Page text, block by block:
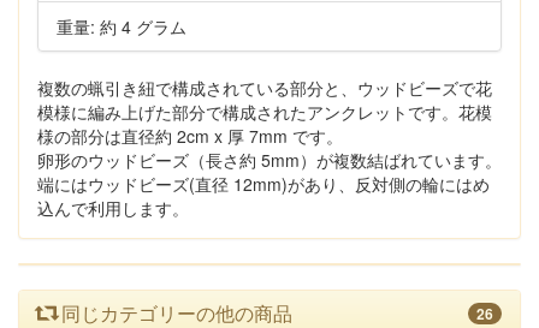
重量: 約 4 グラム
複数の蝋引き紐で構成されている部分と、ウッドビーズで花
模様に編み上げた部分で構成されたアンクレットです。花模
様の部分は直径約 2cm x 厚 7mm です。
卵形のウッドビーズ（長さ約 5mm）が複数結ばれています。
端にはウッドビーズ(直径 12mm)があり、反対側の輪にはめ
込んで利用します。
同じカテゴリーの他の商品 26